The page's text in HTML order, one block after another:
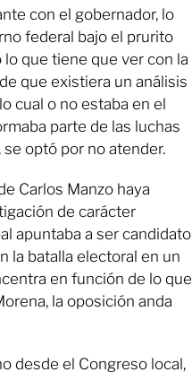
con el gobernador, lo
federal bajo el prurito
que tiene que ver con la
que existiera un análisis
cual o no estaba en el
parte de las luchas
optó por no atender.
Carlos Manzo haya
de carácter
apuntaba a ser candidato
la batalla electoral en un
en función de lo que
la oposición anda
desde el Congreso local,